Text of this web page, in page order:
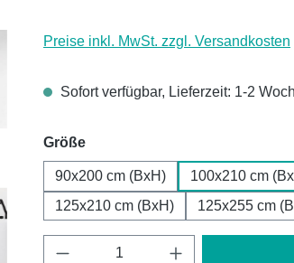
Preise inkl. MwSt. zzgl. Versandkosten
Sofort verfügbar, Lieferzeit: 1-2
Größeauswählen
90x200 cm (BxH) 100x210 cm
125x210 cm (BxH)
125x255 cm
Produkt Anzahl: Gib den